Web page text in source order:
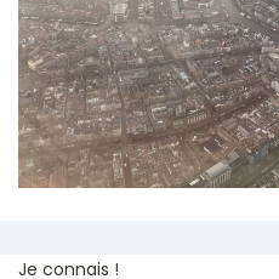
Je connais !